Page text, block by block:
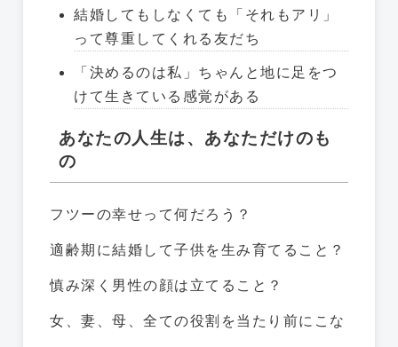
結婚してもしなくても「それもアリ」
って尊重してくれる友だち
「決めるのは私」ちゃんと地に足をつ
けて生きている感覚がある
あなたの人生は、あなただけのも
の
フツーの幸せって何だろう？
適齢期に結婚して子供を生み育てること？
慎み深く男性の顔は立てること？
女、妻、母、全ての役割を当たり前にこな